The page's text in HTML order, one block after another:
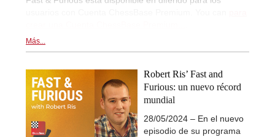
Más...
Robert Ris’ Fast and
Furious: un nuevo récord
mundial
28/05/2024 – En el nuevo
episodio de su programa